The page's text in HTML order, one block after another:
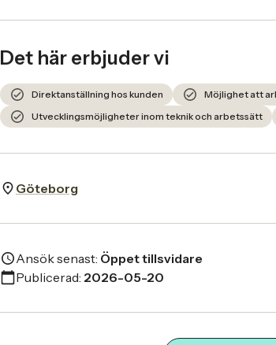
Det här erbjuder vi
Direktanställning hos kunden
Möjlighet att
Utvecklingsmöjligheter inom teknik och arbetssätt
Göteborg
Ansök senast: Öppet tillsvidare
Publicerad: 2026-05-20